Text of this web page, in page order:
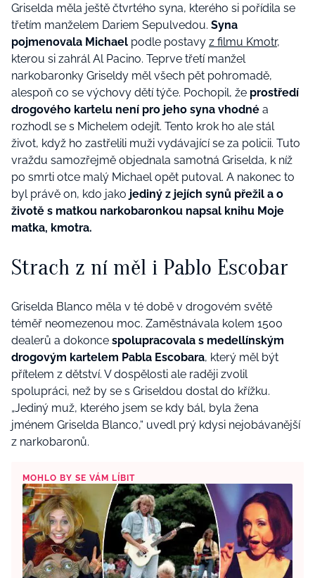
Griselda měla ještě čtvrtého syna, kterého si pořídila se
třetím manželem Dariem Sepulvedou. Syna
pojmenovala Michael podle postavy z filmu Kmotr,
kterou si zahrál Al Pacino. Teprve třetí manžel
narkobaronky Griseldy měl všech pět pohromadě,
alespoň co se výchovy dětí týče. Pochopil, že prostředí
drogového kartelu není pro jeho syna vhodné a
rozhodl se s Michelem odejít. Tento krok ho ale stál
život, když ho zastřelili muži vydávající se za policii. Tuto
vraždu samozřejmě objednala samotná Griselda, k níž
po smrti otce malý Michael opět putoval. A nakonec to
byl právě on, kdo jako jediný z jejích synů přežil a o
životě s matkou narkobaronkou napsal knihu Moje
matka, kmotra.
Strach z ní měl i Pablo Escobar
Griselda Blanco měla v té době v drogovém světě
téměř neomezenou moc. Zaměstnávala kolem 1500
dealerů a dokonce spolupracovala s medellínským
drogovým kartelem Pabla Escobara, který měl být
přítelem z dětství. V dospělosti ale raději zvolil
spolupráci, než by se s Griseldou dostal do křížku.
„Jediný muž, kterého jsem se kdy bál, byla žena
jménem Griselda Blanco,“ uvedl prý kdysi nejobávanější
z narkobaronů.
MOHLO BY SE VÁM LÍBIT